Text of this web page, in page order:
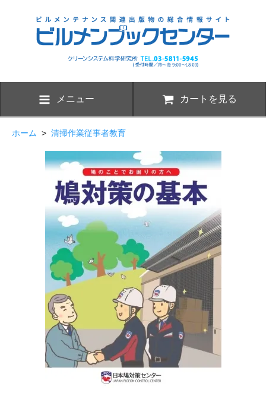
メニュー カートを見る
ホーム > 清掃作業従事者教育